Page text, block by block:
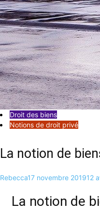
Droit des biens
Notions de droit privé
La notion de
Rebecca17 novembre 201912
La notion de